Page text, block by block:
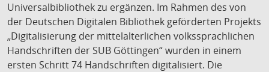
Universalbibliothek zu ergänzen. Im Rahmen des von
der Deutschen Digitalen Bibliothek geförderten Projekts
„Digitalisierung der mittelalterlichen volkssprachlichen
Handschriften der SUB Göttingen“ wurden in einem
ersten Schritt 74 Handschriften digitalisiert. Die